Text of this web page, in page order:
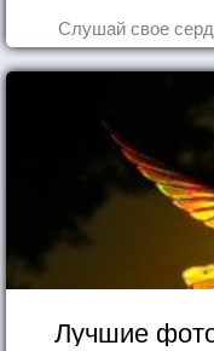
Слушай свое
Лучшие